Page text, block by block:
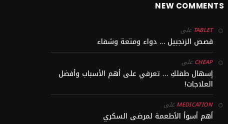
NEW COMMENTS
TABLET على
قصص الزنجبيل … دواء ومتعة وشفاء
CHEAPعلى
إسهال طفلكِ … تعرفي على أهم الأسباب وأفضل
العلاجات!
MEDICATIONعلى
أهم أسوأ الأطعمة لمرضى السكري